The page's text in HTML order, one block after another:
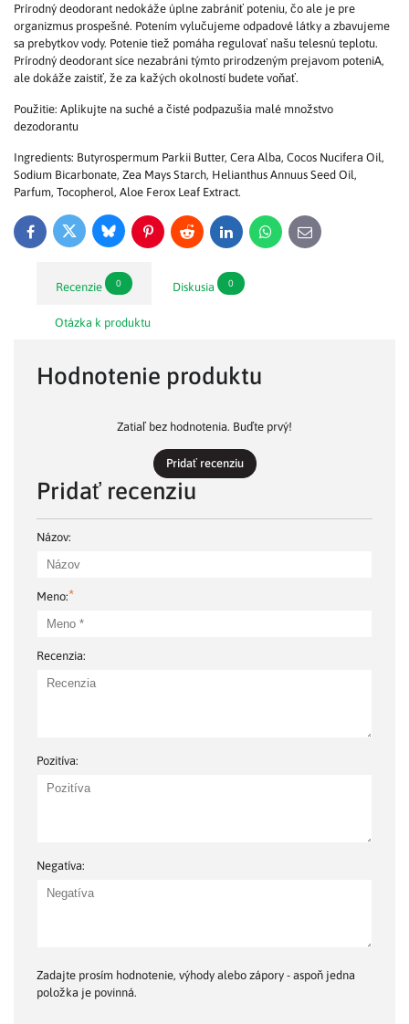
Prírodný deodorant nedokáže úplne zabrániť poteniu, čo ale je pre
organizmus prospešné. Potením vylučujeme odpadové látky a zbavujeme
sa prebytkov vody. Potenie tiež pomáha regulovať našu telesnú teplotu.
Prírodný deodorant síce nezabráni týmto prirodzeným prejavom poteniA,
ale dokáže zaistiť, že za kažých okolností budete voňať.
Použitie: Aplikujte na suché a čisté podpazušia malé množstvo
dezodorantu
Ingredients: Butyrospermum Parkii Butter, Cera Alba, Cocos Nucifera Oil,
Sodium Bicarbonate, Zea Mays Starch, Helianthus Annuus Seed Oil,
Parfum, Tocopherol, Aloe Ferox Leaf Extract.
FacebookTwitter BlueskyPinterestReddit LinkedInWhatsApp
E-
mail
Recenzie 0 Diskusia 0
Otázka k produktu
Hodnotenie produktu
Zatiaľ bez hodnotenia. Buďte prvý!
Pridať recenziu
Pridať recenziu
Názov:
Meno:*
Recenzia:
Pozitíva:
Negatíva:
Zadajte prosím hodnotenie, výhody alebo zápory - aspoň jedna
položka je povinná.